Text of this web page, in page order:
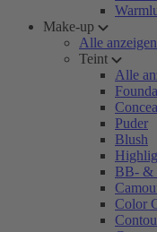
Make-up
Alle anzeigen
Teint
Alle
Puder
Blush
BB- &
Color